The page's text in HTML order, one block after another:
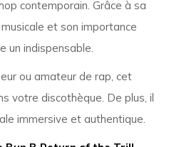
contemporain. Grâce à sa
et son importance
un indispensable.
ou amateur de rap, cet
votre discothèque. De plus, il
immersive et authentique.